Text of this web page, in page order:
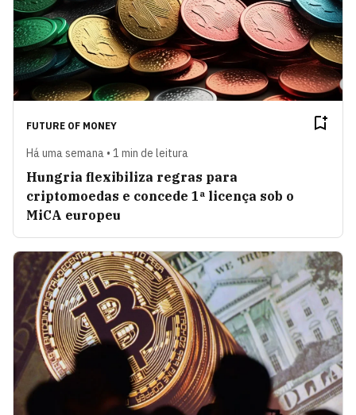
FUTURE OF MONEY
Há uma semana • 1 min de leitura
Hungria flexibiliza regras para
criptomoedas e concede 1ª licença sob o
MiCA europeu